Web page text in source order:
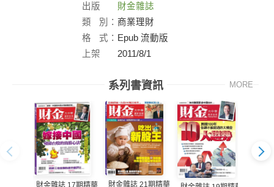
出版
社：
財金雜誌
類
別： 商業理財
格
式： Epub 流動版
上架
2011/8/1
系列書資訊 MORE
財金雜誌 17期精華
財金雜誌 21期精華